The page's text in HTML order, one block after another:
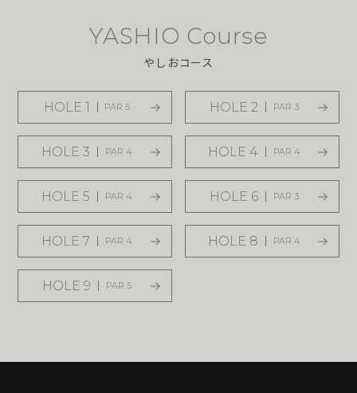
YASHIO Course
やしおコース
HOLE 1 PAR 5 HOLE 2 PAR 3
HOLE 3 PAR 4 HOLE 4 PAR 4
HOLE 5 PAR 4 HOLE 6 PAR 3
HOLE 7 PAR 4 HOLE 8 PAR 4
HOLE 9 PAR 5